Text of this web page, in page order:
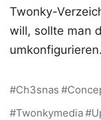
Twonky-
will, sollte man
umkonfigurieren.
Ch3snas
Twonkymedia